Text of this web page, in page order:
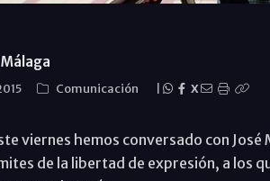
Comunicación X
viernes hemos conversado con
de la libertad de expresión, a los